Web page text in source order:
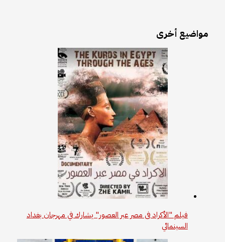
مواضيع أخرى
فيلم "الأكراد فى مصر عبر العصور" يشارك في مهرجان بغداد
السينمائي